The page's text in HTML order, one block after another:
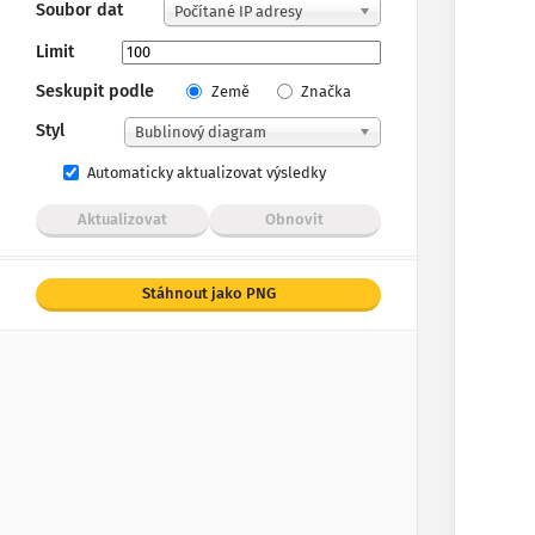
Soubor dat Počítané IP adresy
Limit
Seskupit podle
Země Značka
Styl Bublinový diagram
Automaticky aktualizovat výsledky
Aktualizovat Obnovit
Stáhnout jako PNG